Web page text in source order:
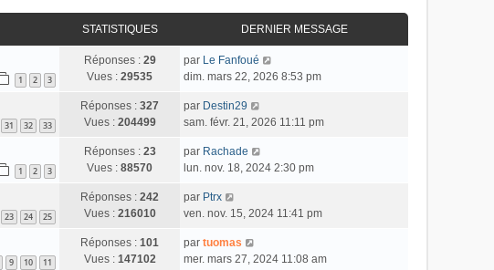
STATISTIQUES DERNIER MESSAGE
1 2 3
Réponses : 29
Vues : 29535
par Le Fanfoué
dim. mars 22, 2026 8:53 pm
31 32 33
Réponses : 327
Vues : 204499
par Destin29
sam. févr. 21, 2026 11:11 pm
1 2 3
Réponses : 23
Vues : 88570
par Rachade
lun. nov. 18, 2024 2:30 pm
23 24 25
Réponses : 242
Vues : 216010
par Ptrx
ven. nov. 15, 2024 11:41 pm
9 10 11
Réponses : 101
Vues : 147102
par tuomas
mer. mars 27, 2024 11:08 am